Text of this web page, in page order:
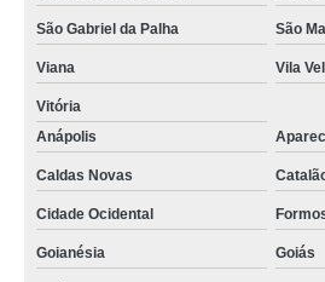
São Gabriel da Palha São
Viana Vila
Vitória
Anápolis
Caldas Novas
Cidade Ocidental
Goianésia Goiás